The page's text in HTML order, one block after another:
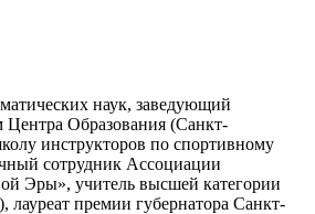
наук, заведующий
Центра Образования (Санкт-
инструкторов по спортивному
сотрудник Ассоциации
Эры», учитель высшей категории
лауреат премии губернатора Санкт-